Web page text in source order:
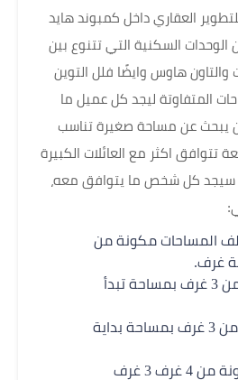
العقاري داخل كمبوند هايد
السكنية التي تتنوع بين
والتاون هاوس وايضًا فلل التوين
المتفاوتة ليجد كل عميل ما
يبحث عن مساحة صغيرة تناسب
تتوافق اكثر مع العائلات الكبيرة
سيجد كل شخص ما يتوافق معه،
المساحات مكونة من
غرف.
تاون هاوس مكون من 3 غرف بمساحة تبدأ
توين هاوس مكون من 3 غرف بمساحة بداية
فيلات مستقلة مكونة من 4 غرف 3 غرف